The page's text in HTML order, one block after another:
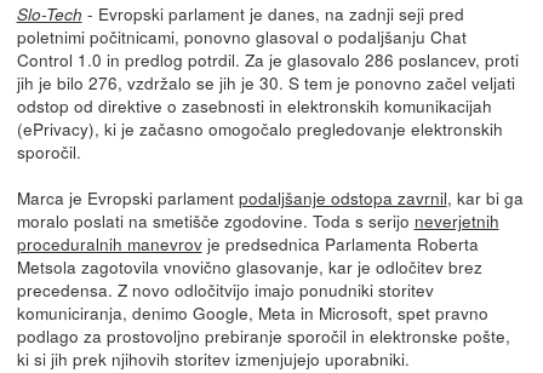
Slo-Tech - Evropski parlament je danes, na zadnji seji pred
poletnimi počitnicami, ponovno glasoval o podaljšanju Chat
Control 1.0 in predlog potrdil. Za je glasovalo 286 poslancev, proti
jih je bilo 276, vzdržalo se jih je 30. S tem je ponovno začel veljati
odstop od direktive o zasebnosti in elektronskih komunikacijah
(ePrivacy), ki je začasno omogočalo pregledovanje elektronskih
sporočil.
Marca je Evropski parlament podaljšanje odstopa zavrnil, kar bi ga
moralo poslati na smetišče zgodovine. Toda s serijo neverjetnih
proceduralnih manevrovje predsednica Parlamenta Roberta
Metsola zagotovila vnovično glasovanje, kar je odločitev brez
precedensa. Z novo odločitvijo imajo ponudniki storitev
komuniciranja, denimo Google, Meta in Microsoft, spet pravno
podlago za prostovoljno prebiranje sporočil in elektronske pošte,
ki si jih prek njihovih storitev izmenjujejo uporabniki.